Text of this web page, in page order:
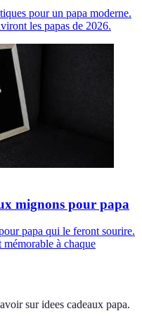
pour un papa moderne.
les papas de 2026.
mignons pour papa
papa qui le feront sourire.
à chaque
sur idees cadeaux papa.